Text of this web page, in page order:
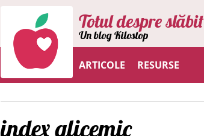
Totul despre slăbit
Un blog Kilostop
ARTICOLE RESURSE
index glicemic